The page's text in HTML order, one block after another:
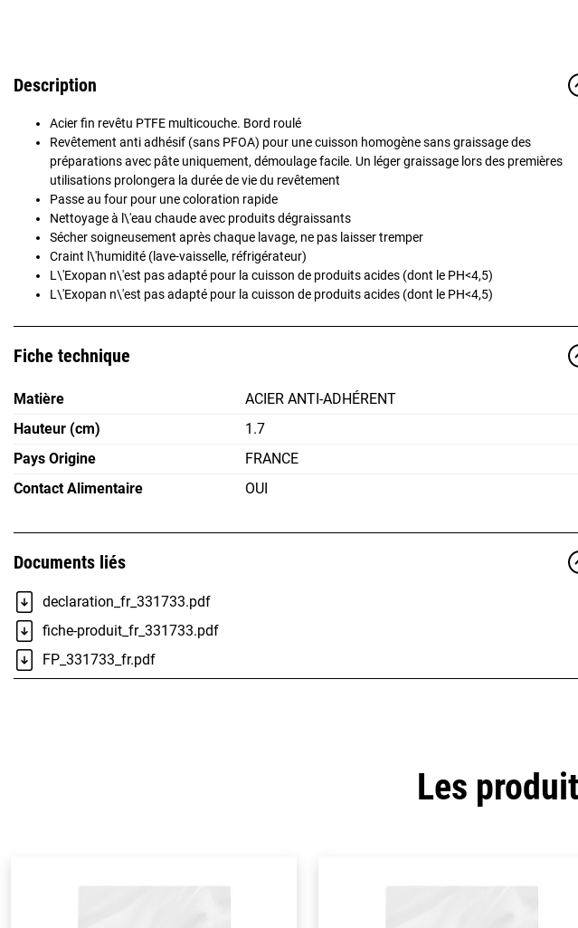
Description
Acier fin revêtu PTFE multicouche. Bord roulé
Revêtement anti adhésif (sans PFOA) pour une cuisson homogène sans graissage des
préparations avec pâte uniquement, démoulage facile. Un léger graissage lors des premières
utilisations prolongera la durée de vie du revêtement
Passe au four pour une coloration rapide
Nettoyage à l\'eau chaude avec produits dégraissants
Sécher soigneusement après chaque lavage, ne pas laisser tremper
Craint l\'humidité (lave-vaisselle, réfrigérateur)
L\'Exopan n\'est pas adapté pour la cuisson de produits acides (dont le PH<4,5)
L\'Exopan n\'est pas adapté pour la cuisson de produits acides (dont le PH<4,5)
Fiche technique
Matière
ACIER ANTI-ADHÉRENT
Hauteur (cm)
1.7
Pays Origine
FRANCE
Contact Alimentaire
OUI
Documents liés
declaration_fr_331733.pdf
fiche-produit_fr_331733.pdf
FP_331733_fr.pdf
Les